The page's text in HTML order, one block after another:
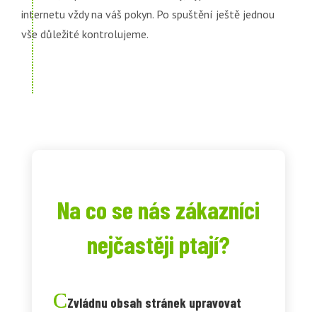
internetu vždy na váš pokyn. Po spuštění ještě jednou
vše důležité kontrolujeme.
Na co se nás zákazníci
nejčastěji ptají?
Zvládnu obsah stránek upravovat